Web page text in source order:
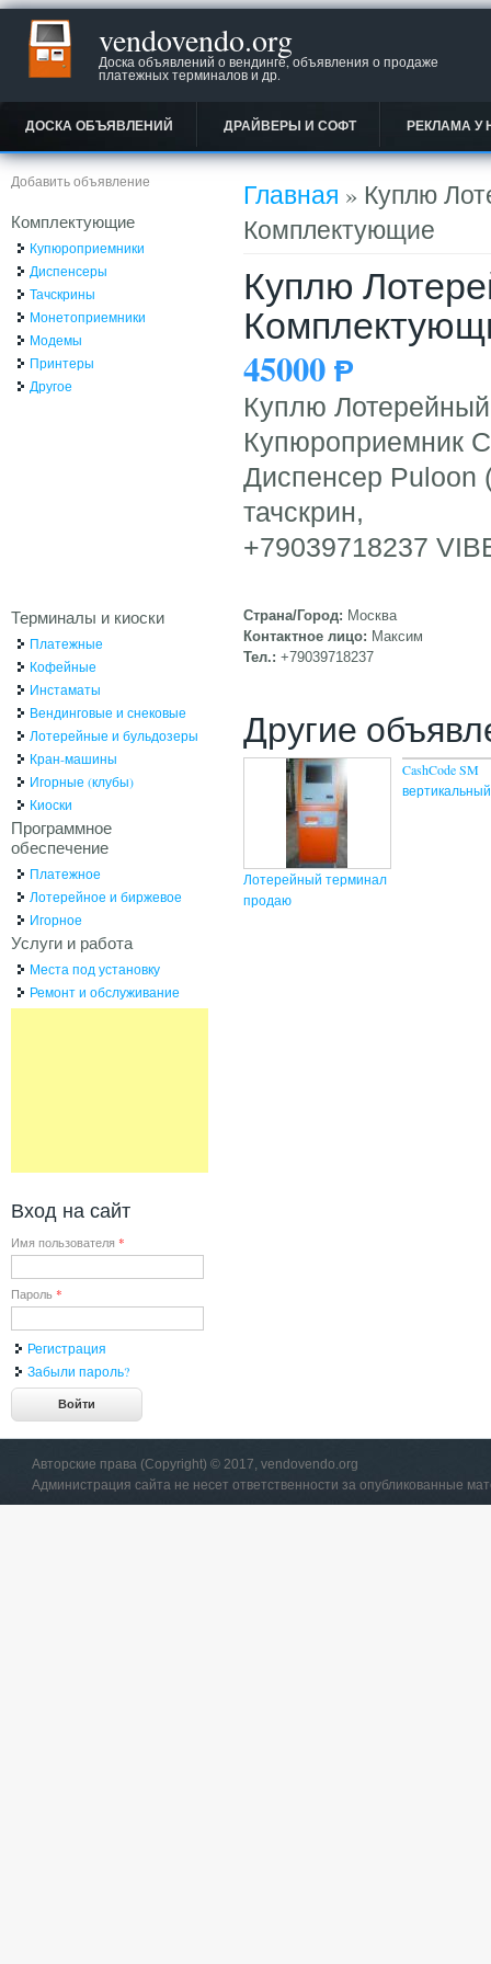
vendovendo.org
Доска объявлений о вендинге, объявления о продаже
платежных терминалов и др.
ДОСКА ОБЪЯВЛЕНИЙ ДРАЙВЕРЫ И СОФТ РЕКЛАМА У
Вы здесь
Главная » Куплю
Комплектующие
Куплю
45000 Ᵽ
Куплю
Купюроприемник
Диспенсер Puloon
тачскрин,
+79039718237
Страна/Город: Москва
Контактное лицо: Максим
Тел.: +79039718237
Другие
Лотерейный терминал
продаю
CashCode SM
вертикальный
Добавить объявление
Комплектующие
Купюроприемники
Диспенсеры
Тачскрины
Монетоприемники
Модемы
Принтеры
Другое
Терминалы и киоски
Платежные
Кофейные
Инстаматы
Вендинговые и снековые
Лотерейные и бульдозеры
Кран-машины
Игорные (клубы)
Киоски
Программное
обеспечение
Платежное
Лотерейное и биржевое
Игорное
Услуги и работа
Места под установку
Ремонт и обслуживание
Вход на сайт
Имя пользователя *
Пароль *
Регистрация
Забыли пароль?
Авторские права (Copyright) © 2017, vendovendo.org
Администрация сайта не несет ответственности за опубликованные